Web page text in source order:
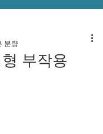
부작용
분량